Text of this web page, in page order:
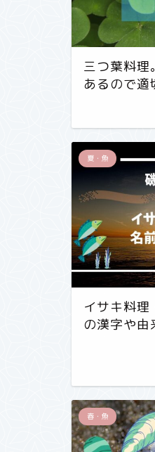
三つ葉料理
あるので適
夏・魚
イサキ料
の漢字や由
春・魚